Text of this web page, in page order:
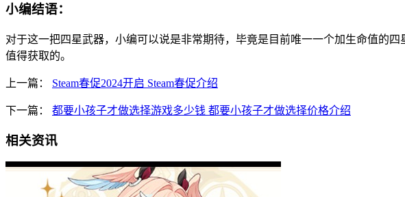
小编结语：
对于这一把四星武器，小编可以说是非常期待，毕竟是目前唯一一个加生命值的
值得获取的。
上一篇： Steam春促2024开启 Steam春促介绍
下一篇： 都要小孩子才做选择游戏多少钱 都要小孩子才做选择价格介绍
相关资讯